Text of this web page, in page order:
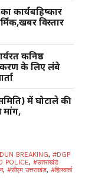
कार्यबहिष्कार
विस्तार
कनिष्ठ
के लिए लंबे
में घोटाले की
मांग,
BREAKING, #DGP
POLICE, #उत्तराखंड
, #सीएम उत्तराखंड, #हिलवार्ता